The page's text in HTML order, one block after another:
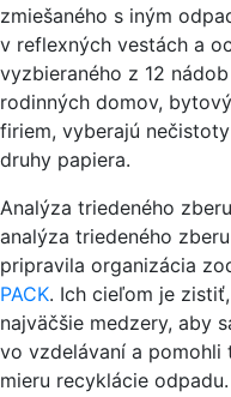
zmiešaného s iným
v reflexných vestách a
vyzbieraného z 12
rodinných domov,
firiem, vyberajú
druhy papiera.
Analýza triedeného
analýza triedeného
pripravila organizácia
PACK. Ich cieľom je
najväčšie medzery, aby
vo vzdelávaní a pomohli
mieru recyklácie odpadu.